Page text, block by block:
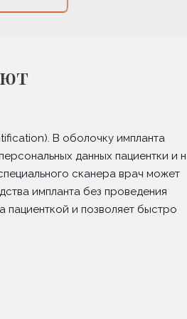
В оболочку импланта
данных пациентки и
сканера врач может
импланта без проведения
и позволяет быстро